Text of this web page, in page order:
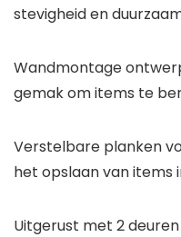
stevigheid en
Wandmontage
gemak om items te
Verstelbare planken
het opslaan van items
Uitgerust met 2